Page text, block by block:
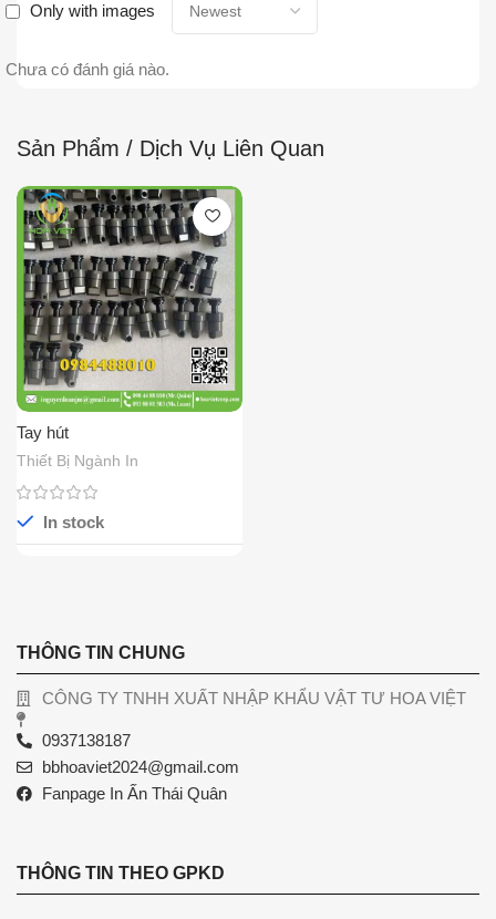
Only with images
Chưa có đánh giá nào.
Sản Phẩm / Dịch Vụ Liên Quan
Tay hút
Thiết Bị Ngành In
In stock
THÔNG TIN CHUNG
CÔNG TY TNHH XUẤT NHẬP KHẨU VẬT TƯ HOA VIỆT
0937138187
bbhoaviet2024@gmail.com
Fanpage In Ấn Thái Quân
THÔNG TIN THEO GPKD